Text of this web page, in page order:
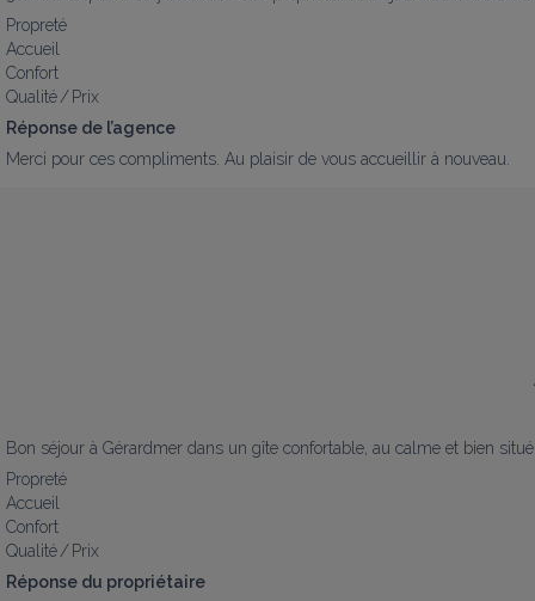
Propreté
Accueil
Confort
Qualité / Prix
Réponse de l’agence
Merci pour ces compliments. Au plaisir de vous accueillir à nouveau.
Bon séjour à Gérardmer dans un gîte confortable, au calme et bien
Propreté
Accueil
Confort
Qualité / Prix
Réponse du propriétaire